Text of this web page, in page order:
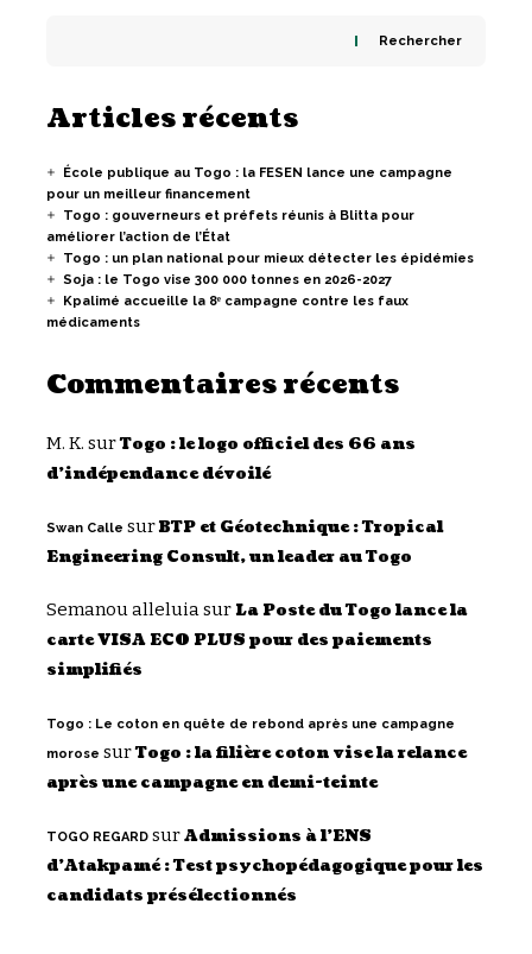
Rechercher
Articles récents
École publique au Togo : la FESEN lance une campagne
pour un meilleur financement
Togo : gouverneurs et préfets réunis à Blitta pour
améliorer l’action de l’État
Togo : un plan national pour mieux détecter les épidémies
Soja : le Togo vise 300 000 tonnes en 2026-2027
Kpalimé accueille la 8ᵉ campagne contre les faux
médicaments
Commentaires récents
M. K. surTogo : le logo officiel des 66 ans
d’indépendance dévoilé
Swan Calle surBTP et Géotechnique : Tropical
Engineering Consult, un leader au Togo
Semanou alleluiasurLa Poste du Togo lance la
carte VISA ECO PLUS pour des paiements
simplifiés
Togo : Le coton en quête de rebond après une campagne
morose surTogo : la filière coton vise la relance
après une campagne en demi-teinte
TOGO REGARD surAdmissions à l’ENS
d’Atakpamé : Test psychopédagogique pour les
candidats présélectionnés